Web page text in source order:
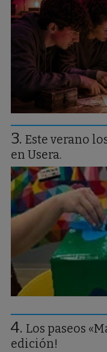
Este verano
en Usera.
Los paseos
edición!